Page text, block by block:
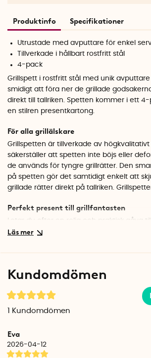
Produktinfo Specifikationer
Utrustade med avputtare för enkel
Tillverkade i hållbart rostfritt stål
4-pack
Grillspett i rostfritt stål med unik
smidigt att föra ner de grillade
direkt till tallriken. Spetten kommer i ett
en stilren presentkartong.
För alla grillälskare
Grillspetten är tillverkade av
säkerställer att spetten inte böjs eller
de används för tyngre grillrätter. Den
på spetten gör det samtidigt enkelt att
grillade rätter direkt på tallriken.
Perfekt present till grillfantasten
Letar du efter en rolig och praktisk gåva
älskar att grilla? Grillspett med avputtare
presenttips till den
Specifikationer
Tål maskindisk: Ja
Kundomdömen
Kundomdömen
Eva
2026-04-12